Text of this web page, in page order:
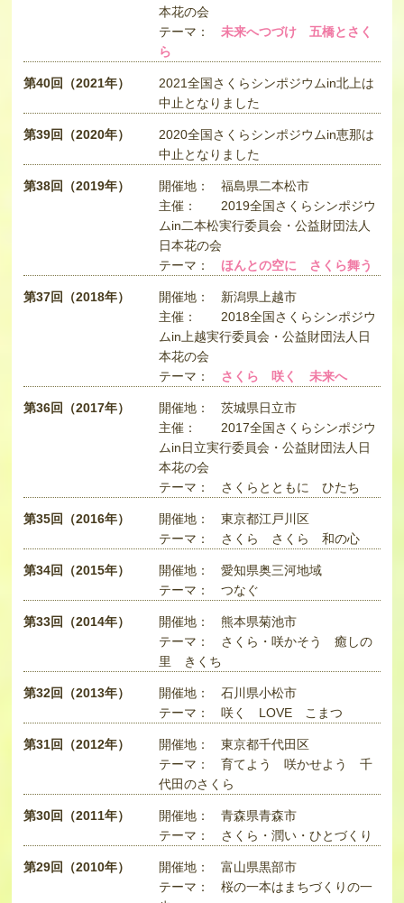
本花の会
テーマ：
未来へつづけ 五橋とさく
ら
第40回（2021年）
2021全国さくらシンポジウムin北上は
中止となりました
第39回（2020年）
2020全国さくらシンポジウムin恵那は
中止となりました
第38回（2019年） 開催地：
福島県二本松市
主催：
2019全国さくらシンポジウ
ムin二本松実行委員会・公益財団法人
日本花の会
テーマ：
ほんとの空に さくら舞う
第37回（2018年） 開催地：
新潟県上越市
主催：
2018全国さくらシンポジウ
ムin上越実行委員会・公益財団法人日
本花の会
テーマ：
さくら 咲く 未来へ
第36回（2017年） 開催地：
茨城県日立市
主催：
2017全国さくらシンポジウ
ムin日立実行委員会・公益財団法人日
本花の会
テーマ：
さくらとともに ひたち
第35回（2016年） 開催地：
東京都江戸川区
テーマ：
さくら さくら 和の心
第34回（2015年） 開催地：
愛知県奥三河地域
テーマ：
つなぐ
第33回（2014年） 開催地：
熊本県菊池市
テーマ：
さくら・咲かそう 癒しの
里 きくち
第32回（2013年） 開催地：
石川県小松市
テーマ：
咲く LOVE こまつ
第31回（2012年） 開催地：
東京都千代田区
テーマ：
育てよう 咲かせよう 千
代田のさくら
第30回（2011年） 開催地：
青森県青森市
テーマ：
さくら・潤い・ひとづくり
第29回（2010年） 開催地：
富山県黒部市
テーマ：
桜の一本はまちづくりの一